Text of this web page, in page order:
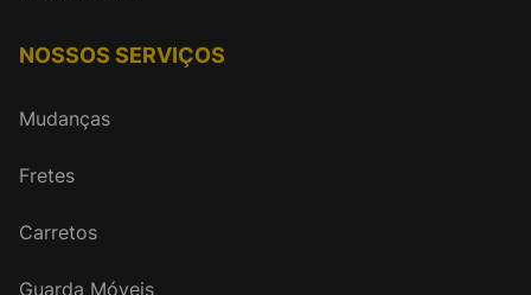
NOSSOS SERVIÇOS
Mudanças
Fretes
Carretos
Guarda Móveis